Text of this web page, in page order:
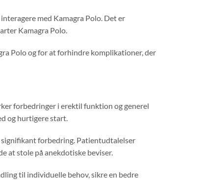
med Kamagra Polo. Det er
Kamagra Polo.
Polo og for at forhindre komplikationer, der
forbedringer i erektil funktion og generel
og hurtigere start.
forbedring. Patientudtalelser
at stole på anekdotiske beviser.
til individuelle behov, sikre en bedre